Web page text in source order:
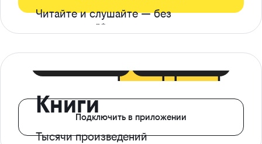
Читайте и слушайте — без
ограничений*
Книги
Тысячи произведений
Подключить в приложении